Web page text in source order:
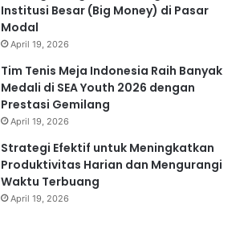
Institusi Besar (Big Money) di Pasar
Modal
April 19, 2026
Tim Tenis Meja Indonesia Raih Banyak
Medali di SEA Youth 2026 dengan
Prestasi Gemilang
April 19, 2026
Strategi Efektif untuk Meningkatkan
Produktivitas Harian dan Mengurangi
Waktu Terbuang
April 19, 2026